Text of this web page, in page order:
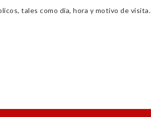
tales como día, hora y motivo de visita.